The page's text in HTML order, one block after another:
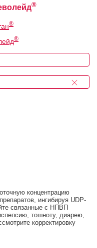
®
®
®
концентрацию
ингибируя UDP-
связанные с НПВП
тошноту, диарею,
корректировку